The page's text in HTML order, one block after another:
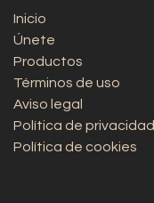
Inicio
Únete
Productos
Términos de uso
Aviso legal
Política de privacidad
Política de cookies